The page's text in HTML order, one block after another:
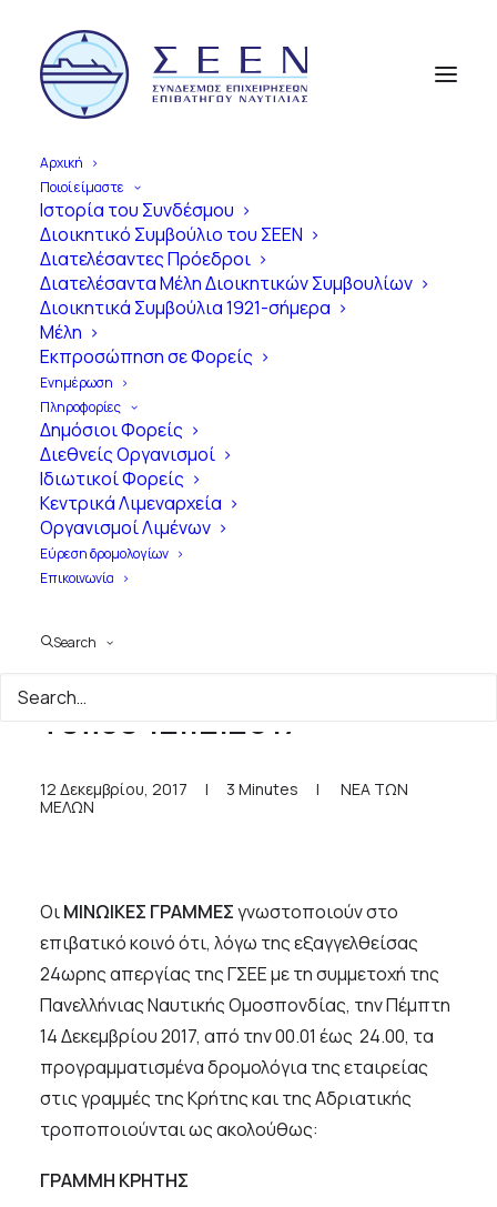
Αρχική
Ποιοί είμαστε
Ιστορία του Συνδέσμου
Διοικητικό Συμβούλιο του ΣΕΕΝ
Διατελέσαντες Πρόεδροι
Διατελέσαντα Μέλη Διοικητικών Συμβουλίων
Διοικητικά Συμβούλια 1921-σήμερα
Μέλη
Εκπροσώπηση σε Φορείς
Ενημέρωση
Πληροφορίες
Δημόσιοι Φορείς
Διεθνείς Οργανισμοί
Ιδιωτικοί Φορείς
Κεντρικά Λιμεναρχεία
Οργανισμοί Λιμένων
Εύρεση δρομολογίων
Επικοινωνία
Search
ΑπότηνΊδρυ
ΣύγχρονηΕποχή
100Χρόνια
Επιβα
στηνΕλλά δ
Minoan Lines - Δελτίο
Τύπου 12.12.2017
12 Δεκεμβρίου, 2017 | 3 Minutes |
ΝΕΑ ΤΩΝ
ΜΕΛΩΝ
ΟιΜΙΝΩΙΚΕΣ ΓΡΑΜΜΕΣγνωστοποιούν στο
επιβατικό κοινό ότι, λόγω της εξαγγελθείσας
24ωρης απεργίας της ΓΣΕΕ με τη συμμετοχή της
Πανελλήνιας Ναυτικής Ομοσπονδίας, την Πέμπτη
14 Δεκεμβρίου 2017, από την 00.01 έως 24.00, τα
προγραμματισμένα δρομολόγια της εταιρείας
στις γραμμές της Κρήτης και της Αδριατικής
τροποποιούνται ως ακολούθως:
ΓΡΑΜΜΗ ΚΡΗΤΗΣ